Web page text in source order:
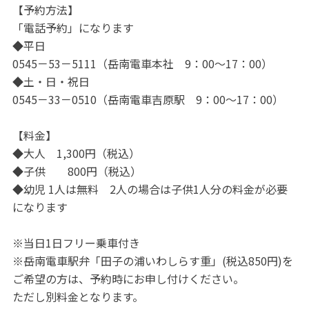
【予約方法】
「電話予約」になります
◆平日
0545－53－5111（岳南電車本社 9：00～17：00）
◆土・日・祝日
0545－33－0510（岳南電車吉原駅 9：00～17：00）
【料金】
◆大人 1,300円（税込）
◆子供 800円（税込）
◆幼児 1人は無料 2人の場合は子供1人分の料金が必要
になります
※当日1日フリー乗車付き
※岳南電車駅弁「田子の浦いわしらす重」(税込850円)を
ご希望の方は、予約時にお申し付けください。
ただし別料金となります。